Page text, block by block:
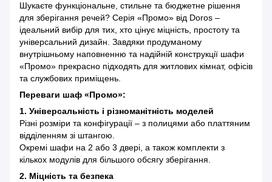
Шукаєте функціональне, стильне та бюджетне рішення
для зберігання речей? Серія «Промо» від Doros –
ідеальний вибір для тих, хто цінує міцність, простоту та
універсальний дизайн. Завдяки продуманому
внутрішньому наповненню та надійній конструкції шафи
«Промо» прекрасно підходять для житлових кімнат, офісів
та службових приміщень.
Переваги шаф «Промо»:
1. Універсальність і різноманітність моделей
Різні розміри та конфігурації – з полицями або платтяним
відділенням зі штангою.
Окремі шафи на 2 або 3 двері, а також комплекти з
кількох модулів для більшого обсягу зберігання.
2. Міцність та безпека